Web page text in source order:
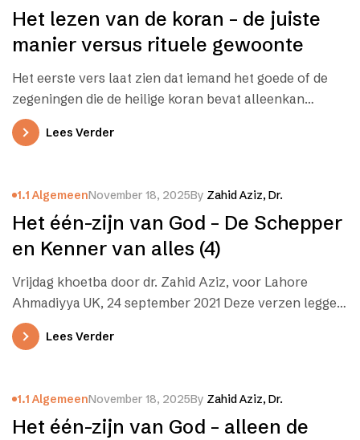
Het lezen van de koran – de juiste
manier versus rituele gewoonte
Het eerste vers laat zien dat iemand het goede of de
zegeningen die de heilige koran bevat alleenkan
krijgen als…
Lees Verder
1.1 AlgemeenNovember 18, 2025By Zahid Aziz, Dr.
Het één-zijn van God – De Schepper
en Kenner van alles (4)
Vrijdag khoetba door dr. Zahid Aziz, voor Lahore
Ahmadiyya UK, 24 september 2021 Deze verzen leggen
uit waarom Allah geen…
Lees Verder
1.1 AlgemeenNovember 18, 2025By Zahid Aziz, Dr.
Het één-zijn van God – alleen de